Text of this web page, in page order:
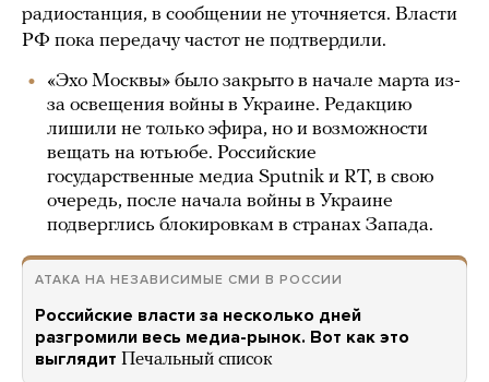
радиостанция, в сообщении не уточняется. Власти
РФ пока передачу частот не подтвердили.
«Эхо Москвы» было закрыто в начале марта из-
за освещения войны в Украине. Редакцию
лишили не только эфира, но и возможности
вещать на ютьюбе. Российские
государственные медиа Sputnik и RT, в свою
очередь, после начала войны в Украине
подверглись блокировкам в странах Запада.
АТАКА НА НЕЗАВИСИМЫЕ СМИ В РОССИИ
Российские власти за несколько дней
разгромили весь медиа-рынок. Вот как это
выглядит Печальный список